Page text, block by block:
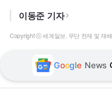
이동준 기자
Copyright ⓒ 세계일보. 무단 전재 및 재
Google News